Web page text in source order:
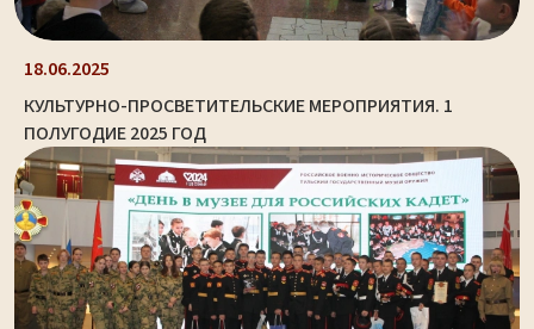
18.06.2025
КУЛЬТУРНО-ПРОСВЕТИТЕЛЬСКИЕ МЕРОПРИЯТИЯ. 1
ПОЛУГОДИЕ 2025 ГОД